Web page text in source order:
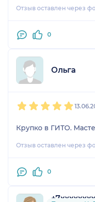
Отзыв оставлен через
0
Ольга
Крупко в ГИТО.
Отзыв оставлен через
0